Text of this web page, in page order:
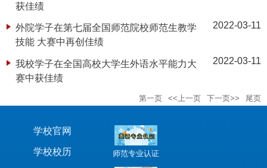
获佳绩
外院学子在第七届全国师范院校师范生教学
技能 大赛中再创佳绩
2022-03-11
我校学子在全国高校大学生外语水平能力大
赛中获佳绩
2022-03-11
第一页 <<上一页 下一页>> 尾页
学校官网
学校校历 师范专业认证